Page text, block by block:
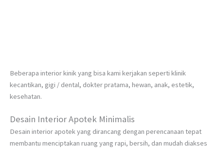
Beberapa interior kinik yang bisa kami kerjakan seperti klinik
kecantikan, gigi / dental, dokter pratama, hewan, anak, estetik,
kesehatan.
Desain Interior Apotek Minimalis
Desain interior apotek yang dirancang dengan perencanaan tepat
membantu menciptakan ruang yang rapi, bersih, dan mudah diakses